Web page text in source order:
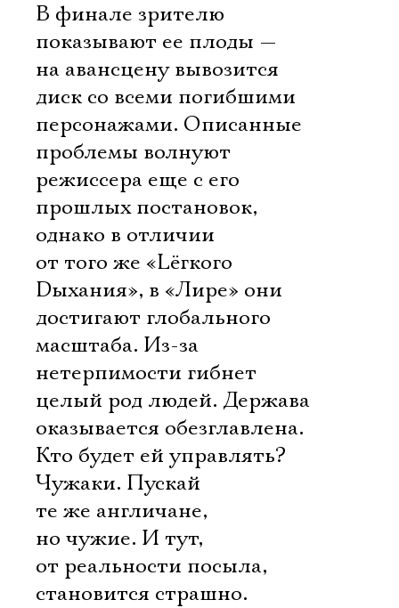
В финале зрителю
показывают ее плоды —
на авансцену вывозится
диск со всеми погибшими
персонажами. Описанные
проблемы волнуют
режиссера еще с его
прошлых постановок,
однако в отличии
от того же «Lёгкого
Dыхания», в «Лире» они
достигают глобального
масштаба. Из-за
нетерпимости гибнет
целый род людей. Держава
оказывается обезглавлена.
Кто будет ей управлять?
Чужаки. Пускай
те же англичане,
но чужие. И тут,
от реальности посыла,
становится страшно.